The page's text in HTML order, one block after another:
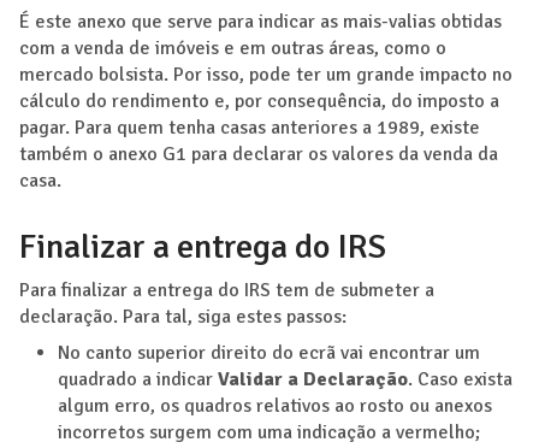
É este anexo que serve para indicar as mais-valias obtidas
com a venda de imóveis e em outras áreas, como o
mercado bolsista. Por isso, pode ter um grande impacto no
cálculo do rendimento e, por consequência, do imposto a
pagar. Para quem tenha casas anteriores a 1989, existe
também o anexo G1 para declarar os valores da venda da
casa.
Finalizar a entrega do IRS
Para finalizar a entrega do IRS tem de submeter a
declaração. Para tal, siga estes passos:
No canto superior direito do ecrã vai encontrar um
quadrado a indicar Validar a Declaração. Caso exista
algum erro, os quadros relativos ao rosto ou anexos
incorretos surgem com uma indicação a vermelho;